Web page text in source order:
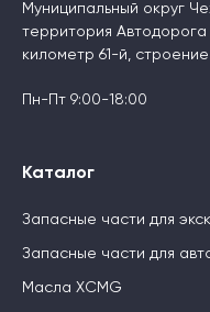
Муниципальный округ
территория
километр 61-й,
Пн-Пт 9:00-18:00
Каталог
Запасные части для
Запасные части для
Масла XCMG